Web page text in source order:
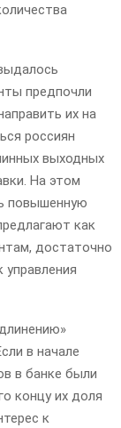
предпочли
их на
россиян
выходных
На этом
повышенную
как
достаточно
в начале
в банке были
концу их доля
к